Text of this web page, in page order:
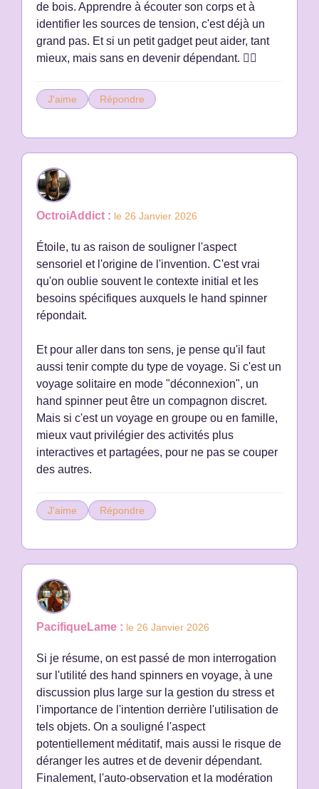
de bois. Apprendre à écouter son corps et à
identifier les sources de tension, c'est déjà un
grand pas. Et si un petit gadget peut aider, tant
mieux, mais sans en devenir dépendant. 🧘‍♀️
J'aime Répondre
OctroiAddict : le 26 Janvier 2026
Étoile, tu as raison de souligner l'aspect
sensoriel et l'origine de l'invention. C'est vrai
qu'on oublie souvent le contexte initial et les
besoins spécifiques auxquels le hand spinner
répondait.
Et pour aller dans ton sens, je pense qu'il faut
aussi tenir compte du type de voyage. Si c'est un
voyage solitaire en mode "déconnexion", un
hand spinner peut être un compagnon discret.
Mais si c'est un voyage en groupe ou en famille,
mieux vaut privilégier des activités plus
interactives et partagées, pour ne pas se couper
des autres.
J'aime Répondre
PacifiqueLame : le 26 Janvier 2026
Si je résume, on est passé de mon interrogation
sur l'utilité des hand spinners en voyage, à une
discussion plus large sur la gestion du stress et
l'importance de l'intention derrière l'utilisation de
tels objets. On a souligné l'aspect
potentiellement méditatif, mais aussi le risque de
déranger les autres et de devenir dépendant.
Finalement, l'auto-observation et la modération